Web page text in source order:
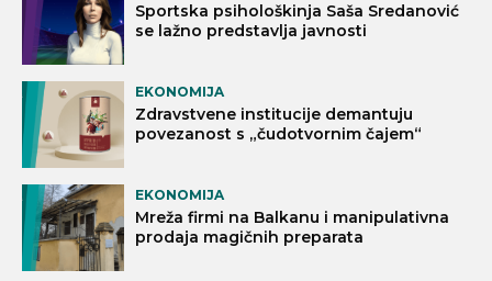
Sportska psihološkinja Saša Sredanović
se lažno predstavlja javnosti
EKONOMIJA
Zdravstvene institucije demantuju
povezanost s „čudotvornim čajem“
EKONOMIJA
Mreža firmi na Balkanu i manipulativna
prodaja magičnih preparata